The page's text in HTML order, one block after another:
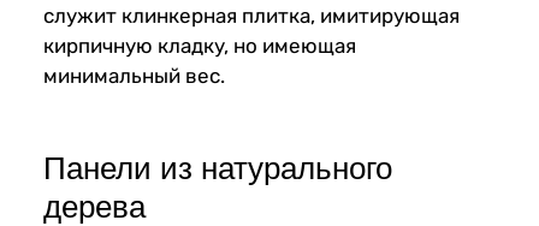
служит клинкерная плитка, имитирующая
кирпичную кладку, но имеющая
минимальный вес.
Панели из натурального
дерева